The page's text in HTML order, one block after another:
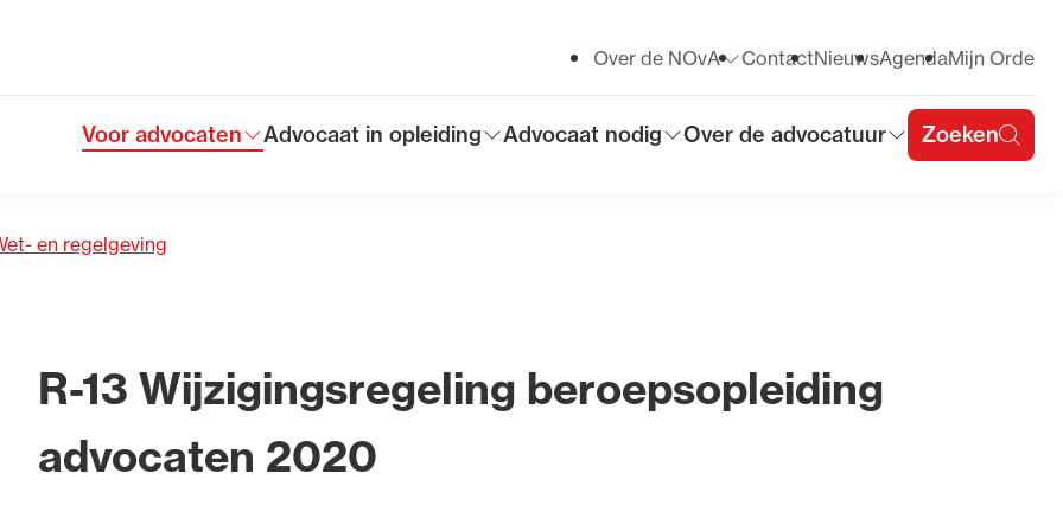
Toon submenu voor
Voor advocaten
Toon submenu voor
Advocaat in opleiding
Toon submenu voor
Advocaat nodig
Toon submenu voor
Over de advocatuur Zoeken
Toon submenu voor
Over de NOvA ContactNieuwsAgendaMijn Orde
en regelgeving
R-13 Wijzigingsregeling beroepsopleiding
advocaten 2020